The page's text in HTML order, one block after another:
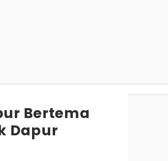
Bertema
Dapur